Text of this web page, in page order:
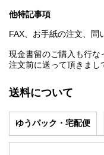
他特記事項
FAX、お手紙の注文、問
現金書留のご購入も行な
注文前に送って頂きまし
送料について
ゆうパック・宅配便